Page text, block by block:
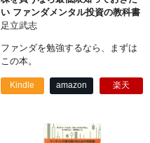
い ファンダメンタル投資の教科書
足立武志
ファンダを勉強するなら、まずは
この本。
Kindle amazon 楽天